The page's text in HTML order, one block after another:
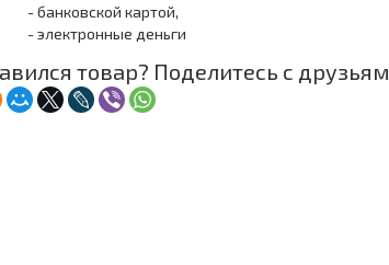
- банковской картой,
- электронные деньги
товар? Поделитесь с